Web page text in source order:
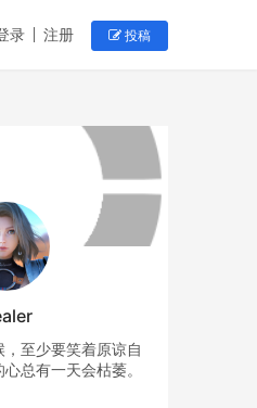
录 注册 投稿
至少要笑着原谅自
总有一天会枯萎。